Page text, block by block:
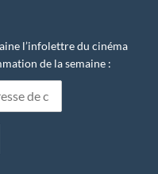
l’infolettre du cinéma
de la semaine :